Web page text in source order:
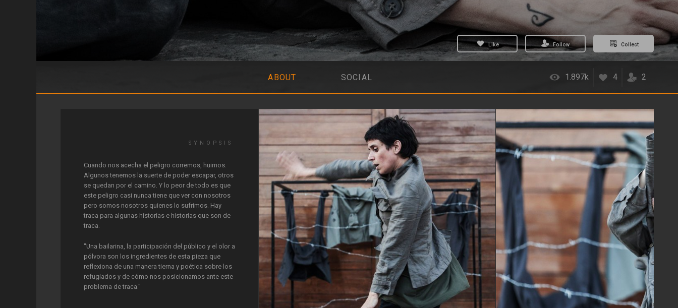
Like Follow Collect
ABOUT SOCIAL 1.897k 4 2
SYNOPSIS
Cuando nos acecha el peligro corremos, huimos.
Algunos tenemos la suerte de poder escapar, otros
se quedan por el camino. Y lo peor de todo es que
este peligro casi nunca tiene que ver con nosotros
pero somos nosotros quienes lo sufrimos. Hay
traca para algunas historias e historias que son de
traca.
"Una bailarina, la participación del público y el olor a
pólvora son los ingredientes de esta pieza que
reflexiona de una manera tierna y poética sobre los
refugiados y de cómo nos posicionamos ante este
problema de traca."